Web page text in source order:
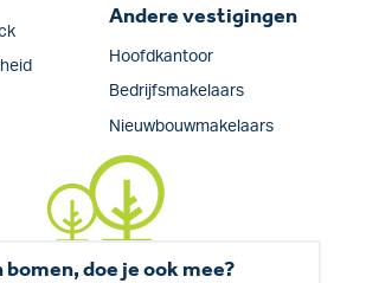
Andere vestigingen
Hoofdkantoor
Bedrijfsmakelaars
Nieuwbouwmakelaars
doe je ook mee?